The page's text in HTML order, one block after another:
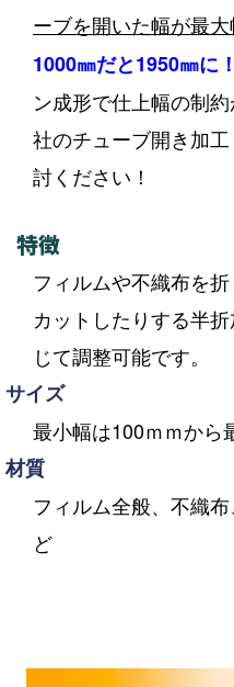
ーブを開いた幅が最大
1000㎜だと1950㎜に！
ン成形で仕上幅の制
社のチューブ開き加
討ください！
特徴
フィルムや不織布を折
カットしたりする半
じて調整可能です。
サイズ
最小幅は100ｍｍから
材質
フィルム全般、不織
ど